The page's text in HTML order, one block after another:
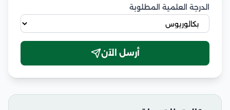
الدرجة العلمية المطلوبة
أرسل الآن